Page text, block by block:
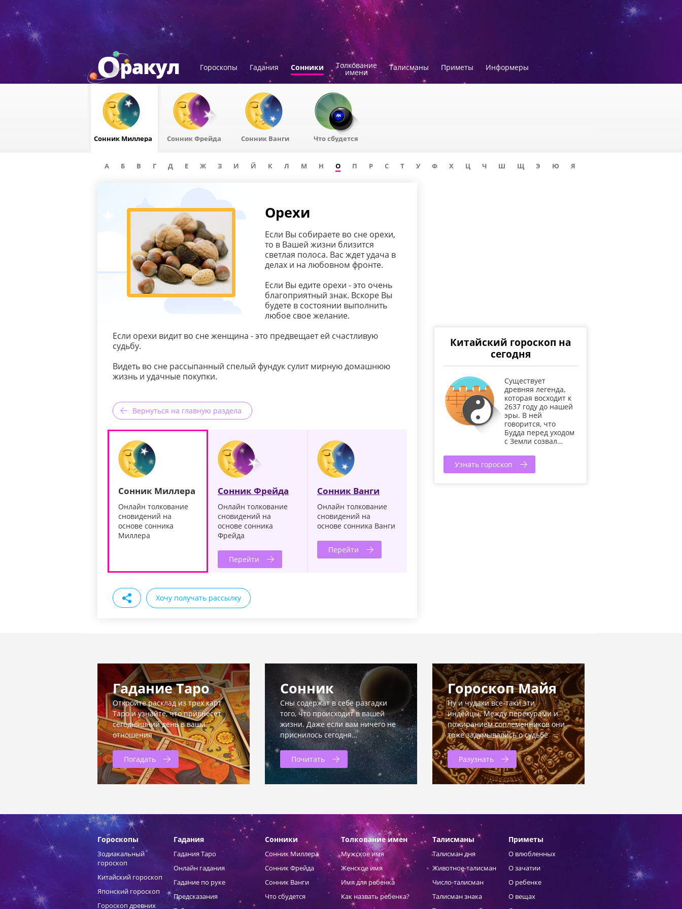
Гороскопы Гадания Сонники Толкование
имени
Талисманы Приметы Информеры
Сонник Миллера Сонник Фрейда Сонник Ванги Что сбудется
А Б В Г Д Е Ж З И Й К Л М Н О П Р С Т У Ф Х Ц Ч Ш Щ Э Ю Я
Орехи
Если Вы собираете во сне орехи,
то в Вашей жизни близится
светлая полоса. Вас ждет удача в
делах и на любовном фронте.
Если Вы едите орехи - это очень
благоприятный знак. Вскоре Вы
будете в состоянии выполнить
любое свое желание.
Если орехи видит во сне женщина - это предвещает ей счастливую
судьбу.
Видеть во сне рассыпанный спелый фундук сулит мирную домашнюю
жизнь и удачные покупки.
Вернуться на главную раздела
Сонник Миллера
Онлайн толкование
сновидений на
основе сонника
Миллера
Сонник Фрейда
Онлайн толкование
сновидений на
основе сонника
Фрейда
Перейти
Сонник Ванги
Онлайн толкование
сновидений на
основе сонника Ванги
Перейти
Хочу получать рассылку
Китайский гороскоп на
сегодня
Существует
древняя легенда,
которая восходит к
2637 году до нашей
эры. В ней
говорится, что
Будда перед уходом
с Земли созвал…
Узнать гороскоп
Гадание Таро
Откройте расклад из трех карт
Таро и узнайте, что привнесет
сегодняшний день в ваши
отношения
Погадать
Сонник
Сны содержат в себе разгадки
того, что происходит в вашей
жизни. Даже если вам ничего не
приснилось сегодня…
Почитать
Гороскоп Майя
Ну и чудаки все-таки эти
индейцы. Между перекурами и
пожиранием соплеменников они
тоже задумывались о судьбе
Разузнать
Гороскопы
Зодиакальный
гороскоп
Китайский гороскоп
Японский гороскоп
Гороскоп древних
Гадания
Гадания Таро
Онлайн гадания
Гадание по руке
Предсказания
Сонники
Сонник Миллера
Сонник Фрейда
Сонник Ванги
Что сбудется
Толкование имен
Мужское имя
Женское имя
Имя для ребенка
Как назвать ребенка?
Талисманы
Талисман дня
Животное-талисман
Число-талисман
Талисман знака
Приметы
О влюбленных
О зачатии
О ребенке
О вещах